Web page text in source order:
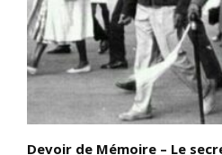
Devoir de Mémoire – Le